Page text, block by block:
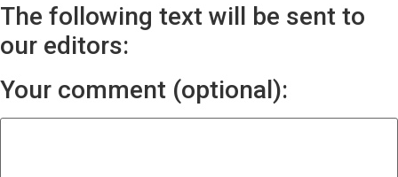
The following text will be sent to
our editors:
Your comment (optional):